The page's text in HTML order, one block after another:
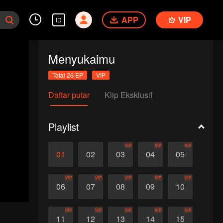
ID APP VIP
Menyukaimu
Total 26 EP VIP
Daftar putar Klip Eksklusif
Playlist
01 02 03
VIP
04
VIP
05
VIP
06
VIP
07
VIP
08
VIP
09
VIP
10
VIP
11
VIP
12
VIP
13
VIP
14
VIP
15
VIP